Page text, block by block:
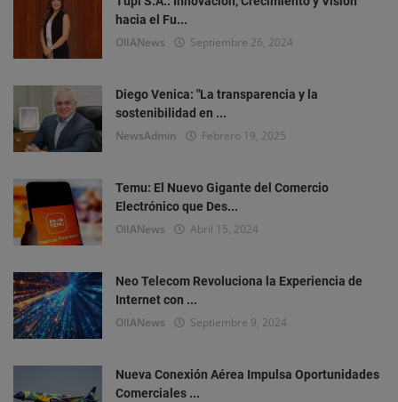
hacia el Fu...
OlIANews Septiembre 26, 2024
Diego Venica: "La transparencia y la
sostenibilidad en ...
NewsAdmin Febrero 19, 2025
Temu: El Nuevo Gigante del Comercio
Electrónico que Des...
OlIANews Abril 15, 2024
Neo Telecom Revoluciona la Experiencia de
Internet con ...
OlIANews Septiembre 9, 2024
Nueva Conexión Aérea Impulsa Oportunidades
Comerciales ...